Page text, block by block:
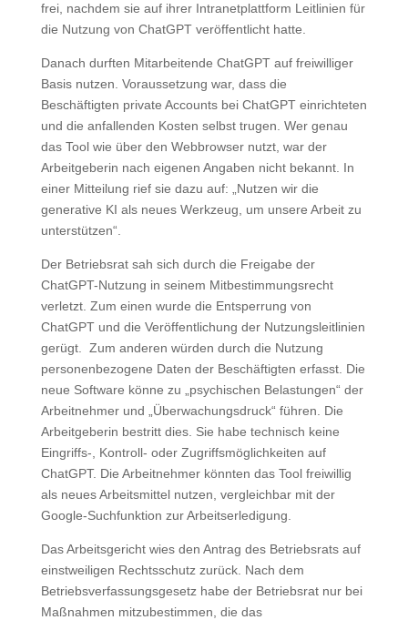
frei, nachdem sie auf ihrer Intranetplattform Leitlinien für
die Nutzung von ChatGPT veröffentlicht hatte.
Danach durften Mitarbeitende ChatGPT auf freiwilliger
Basis nutzen. Voraussetzung war, dass die
Beschäftigten private Accounts bei ChatGPT einrichteten
und die anfallenden Kosten selbst trugen. Wer genau
das Tool wie über den Webbrowser nutzt, war der
Arbeitgeberin nach eigenen Angaben nicht bekannt. In
einer Mitteilung rief sie dazu auf: „Nutzen wir die
generative KI als neues Werkzeug, um unsere Arbeit zu
unterstützen“.
Der Betriebsrat sah sich durch die Freigabe der
ChatGPT-Nutzung in seinem Mitbestimmungsrecht
verletzt. Zum einen wurde die Entsperrung von
ChatGPT und die Veröffentlichung der Nutzungsleitlinien
gerügt. Zum anderen würden durch die Nutzung
personenbezogene Daten der Beschäftigten erfasst. Die
neue Software könne zu „psychischen Belastungen“ der
Arbeitnehmer und „Überwachungsdruck“ führen. Die
Arbeitgeberin bestritt dies. Sie habe technisch keine
Eingriffs-, Kontroll- oder Zugriffsmöglichkeiten auf
ChatGPT. Die Arbeitnehmer könnten das Tool freiwillig
als neues Arbeitsmittel nutzen, vergleichbar mit der
Google-Suchfunktion zur Arbeitserledigung.
Das Arbeitsgericht wies den Antrag des Betriebsrats auf
einstweiligen Rechtsschutz zurück. Nach dem
Betriebsverfassungsgesetz habe der Betriebsrat nur bei
Maßnahmen mitzubestimmen, die das